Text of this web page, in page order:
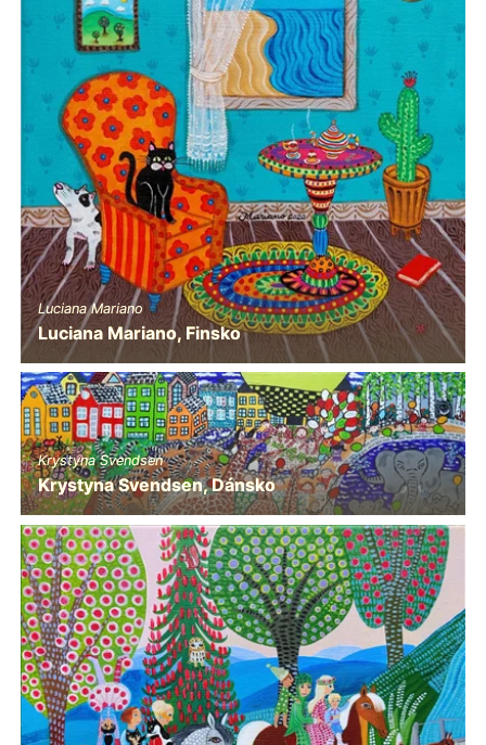
Luciana Mariano
Luciana Mariano, Finsko
Krystyna Svendsen
Krystyna Svendsen, Dánsko